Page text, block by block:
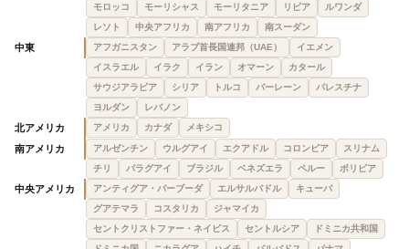
モロッコ
モーリシャス モーリタニア リビア
ルワンダ
レソト
中央アフリカ 南アフリカ 南スーダン
中東 アフガニスタン アラブ首長国連邦（UAE）
イエメン
イスラエル
イラク イラン オマーン
カタール
サウジアラビア
シリア トルコ バーレーン
パレスチナ
ヨルダン
レバノン
北アメリカ アメリカ カナダ メキシコ
南アメリカ アルゼンチン ウルグアイ エクアドル コロンビア
スリナム
チリ
パラグアイ ブラジル ベネズエラ ペルー ボリビア
中央アメリカ アンティグア・バーブーダ エルサルバドル
キューバ
グアテマラ
コスタリカ
ジャマイカ
セントクリストファー・ネイビス
セントルシア
ドミニカ共和国